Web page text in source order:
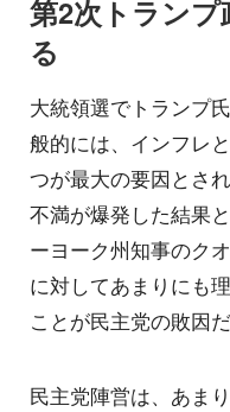
第2次トラン
る
大統領選でトランプ
般的には、インフレ
つが最大の要因とさ
不満が爆発した結果
ーヨーク州知事のク
に対してあまりにも
ことが民主党の敗因
民主党陣営は、あま